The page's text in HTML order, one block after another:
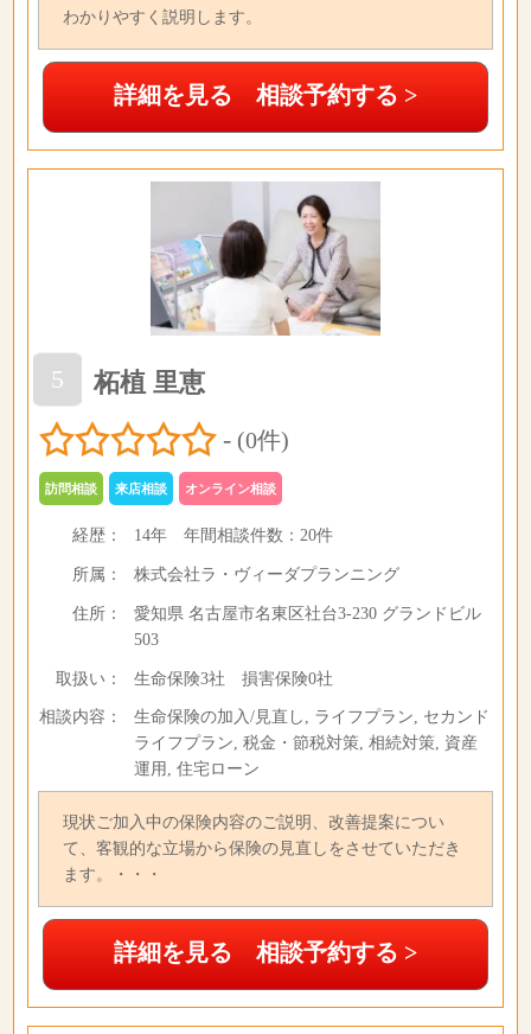
わかりやすく説明します。
詳細を見る 相談予約する >
5
柘植 里恵
- (0件)
訪問相談 来店相談 オンライン相談
経歴： 14年年間相談件数： 20件
所属： 株式会社ラ・ヴィーダプランニング
住所：
愛知県 名古屋市名東区社台3-230 グランドビル
503
取扱い： 生命保険3社 損害保険0社
相談内容：
生命保険の加入/見直し, ライフプラン, セカンド
ライフプラン, 税金・節税対策, 相続対策, 資産
運用, 住宅ローン
現状ご加入中の保険内容のご説明、改善提案につい
て、客観的な立場から保険の見直しをさせていただき
ます。・・・
詳細を見る 相談予約する >